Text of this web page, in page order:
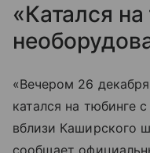
«Катался
«Вечером 26
катался на тюбинге
вблизи Каширского
сообщает